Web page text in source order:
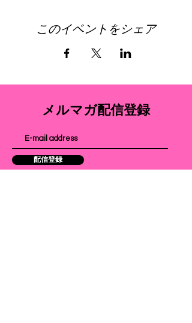
このイベントをシェア
メルマガ配信登録
配信登録